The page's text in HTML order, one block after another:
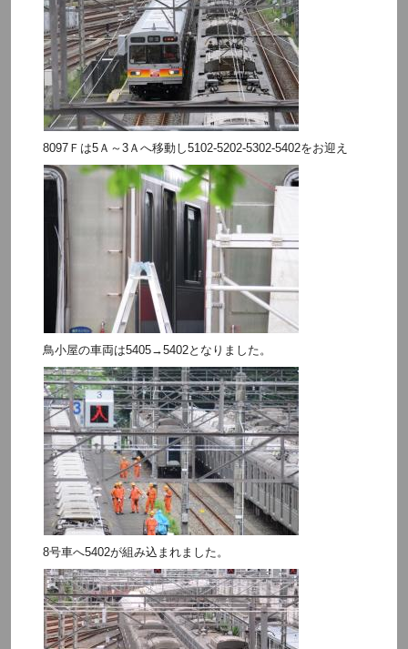
8097Ｆは5Ａ～3Ａへ移動し5102-5202-5302-5402をお迎え
鳥小屋の車両は5405→5402となりました。
8号車へ5402が組み込まれました。